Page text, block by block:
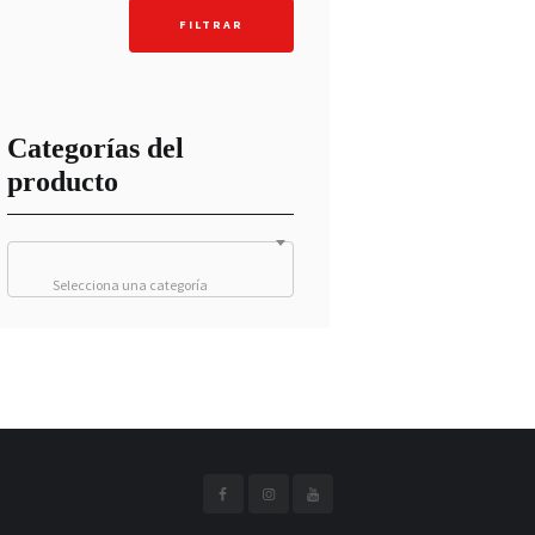
mínimo
máximo
FILTRAR
Categorías del
producto
Selecciona una categoría